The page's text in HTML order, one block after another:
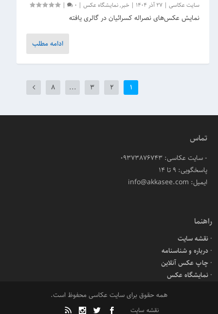
سایت عکاسی |27 آذر 1404 | خبر,نمایشگاه عکس |
0
|
نمایش عکس‌های نصراله کسرائیان در گالری یافته
ادامه مطلب
1
2
3
...
8
تماس
- سایت عکاسی: 09373876743
پاسخگویی: ۹ تا ۱۴
ایمیل: info@akkasee.com
راهنما
نقشه سایت
درباره و شناسنامه
چاپ عکس آنلاین
نمایشگاه عکس
همه حقوق برای سایت عکاسی محفوظ است.
نقشه سایت